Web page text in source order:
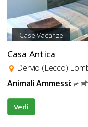
Case Vacanze
Casa Antica
Dervio (Lecco)
Animali Ammessi:
Vedi